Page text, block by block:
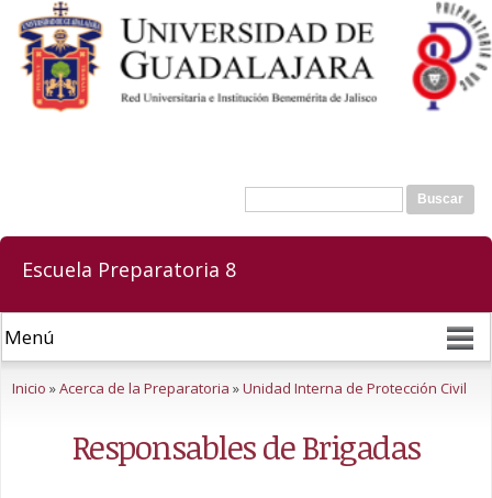
contenido
principal
Formulario de búsqueda
Buscar
Escuela Preparatoria 8
Inicio »Acerca de la Preparatoria »Unidad Interna de Protección Civil
Responsables de Brigadas